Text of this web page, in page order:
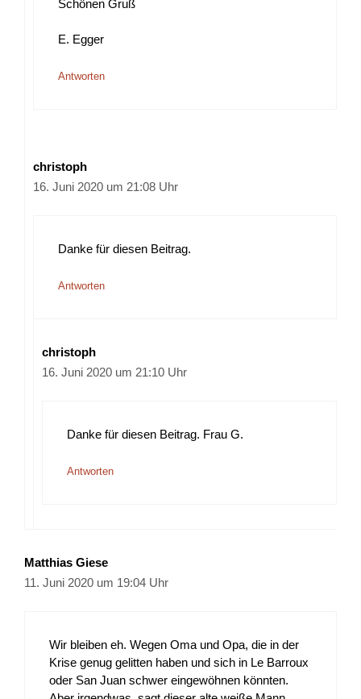
Schönen Gruß
E. Egger
Antworten
christoph
16. Juni 2020 um 21:08 Uhr
Danke für diesen Beitrag.
Antworten
christoph
16. Juni 2020 um 21:10 Uhr
Danke für diesen Beitrag. Frau G.
Antworten
Matthias Giese
11. Juni 2020 um 19:04 Uhr
Wir bleiben eh. Wegen Oma und Opa, die in der
Krise genug gelitten haben und sich in Le Barroux
oder San Juan schwer eingewöhnen könnten.